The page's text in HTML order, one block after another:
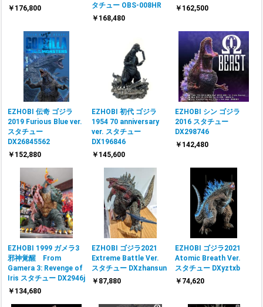
￥176,800
タチュー OBS-008HR
￥168,480
￥162,500
EZHOBI 伝奇 ゴジラ
2019 Furious Blue ver.
スタチュー
DX26845562
￥152,880
EZHOBI 初代 ゴジラ
1954 70 anniversary
ver. スタチュー
DX196846
￥145,600
EZHOBI シン ゴジラ
2016 スタチュー
DX298746
￥142,480
EZHOBI 1999 ガメラ3
邪神覚醒 From
Gamera 3: Revenge of
Iris スタチュー DX2946j
￥134,680
EZHOBI ゴジラ2021
Extreme Battle Ver.
スタチュー DXzhansun
￥87,880
EZHOBI ゴジラ2021
Atomic Breath Ver.
スタチュー DXyztxb
￥74,620